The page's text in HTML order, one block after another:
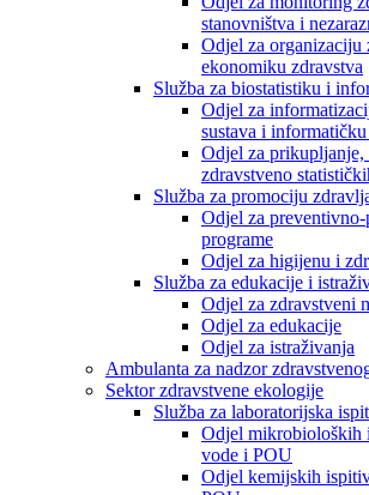
stanovništva i
Odjel za organizaciju
ekonomiku zdravstva
Služba za biostatistiku i
Odjel za
sustava i
Odjel za prikupljanje,
zdravstveno
Služba za promociju
Odjel za
programe
Odjel za higijenu i
Služba za edukacije i
Odjel za zdravstveni
Odjel za edukacije
Odjel za istraživanja
Ambulanta za nadzor
Sektor zdravstvene ekologije
Služba za laboratorijska
Odjel mikrobioloških
vode i POU
Odjel kemijskih